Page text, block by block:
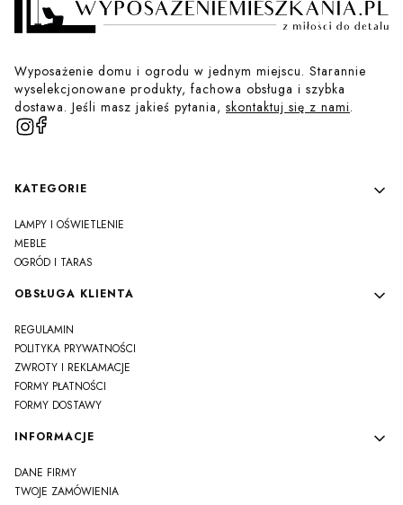
Wyposażenie domu i ogrodu w jednym miejscu. Starannie
wyselekcjonowane produkty, fachowa obsługa i szybka
dostawa. Jeśli masz jakieś pytania, skontaktuj się z nami.
Linki w stopce
KATEGORIE
LAMPY I OŚWIETLENIE
MEBLE
OGRÓD I TARAS
OBSŁUGA KLIENTA
REGULAMIN
POLITYKA PRYWATNOŚCI
ZWROTY I REKLAMACJE
FORMY PŁATNOŚCI
FORMY DOSTAWY
INFORMACJE
DANE FIRMY
TWOJE ZAMÓWIENIA